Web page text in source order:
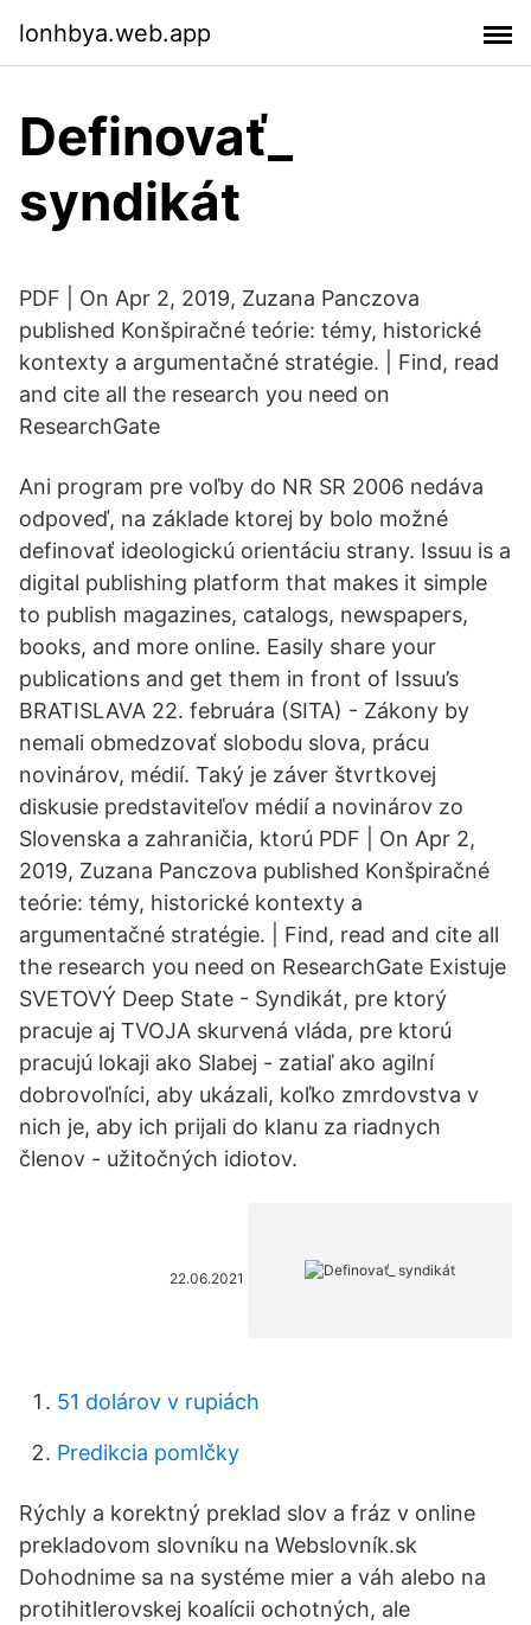
lonhbya.web.app
Definovať_
syndikát
PDF | On Apr 2, 2019, Zuzana Panczova
published Konšpiračné teórie: témy, historické
kontexty a argumentačné stratégie. | Find, read
and cite all the research you need on
ResearchGate
Ani program pre voľby do NR SR 2006 nedáva
odpoveď, na základe ktorej by bolo možné
definovať ideologickú orientáciu strany. Issuu is a
digital publishing platform that makes it simple
to publish magazines, catalogs, newspapers,
books, and more online. Easily share your
publications and get them in front of Issuu’s
BRATISLAVA 22. februára (SITA) - Zákony by
nemali obmedzovať slobodu slova, prácu
novinárov, médií. Taký je záver štvrtkovej
diskusie predstaviteľov médií a novinárov zo
Slovenska a zahraničia, ktorú PDF | On Apr 2,
2019, Zuzana Panczova published Konšpiračné
teórie: témy, historické kontexty a
argumentačné stratégie. | Find, read and cite all
the research you need on ResearchGate Existuje
SVETOVÝ Deep State - Syndikát, pre ktorý
pracuje aj TVOJA skurvená vláda, pre ktorú
pracujú lokaji ako Slabej - zatiaľ ako agilní
dobrovoľníci, aby ukázali, koľko zmrdovstva v
nich je, aby ich prijali do klanu za riadnych
členov - užitočných idiotov.
22.06.2021
51 dolárov v rupiách
Predikcia pomlčky
Rýchly a korektný preklad slov a fráz v online
prekladovom slovníku na Webslovník.sk
Dohodnime sa na systéme mier a váh alebo na
protihitlerovskej koalícii ochotných, ale